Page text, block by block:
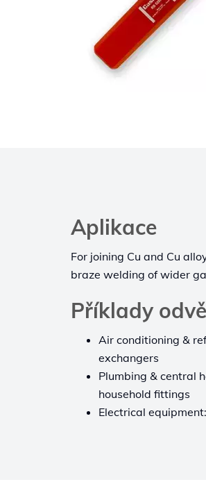
Aplikace
For joining Cu and Cu
braze welding of wider
Příklady
Air conditioning &
exchangers
Plumbing & central
household fittings
Electrical